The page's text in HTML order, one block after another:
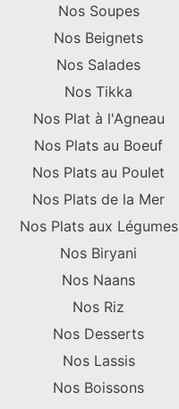
Nos Soupes
Nos Beignets
Nos Salades
Nos Tikka
Nos Plat à l'Agneau
Nos Plats au Boeuf
Nos Plats au Poulet
Nos Plats de la Mer
Nos Plats aux Légumes
Nos Biryani
Nos Naans
Nos Riz
Nos Desserts
Nos Lassis
Nos Boissons